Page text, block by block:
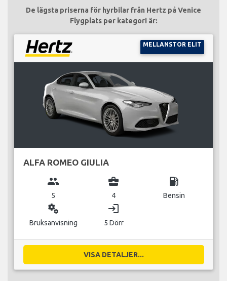
De lägsta priserna för hyrbilar från Hertz på Venice
Flygplats per kategori är:
MELLANSTOR ELIT
ALFA ROMEO GIULIA
group
5
business_center
4
local_gas_station
Bensin
miscellaneous_services
Bruksanvisning
login
5 Dörr
VISA DETALJER...